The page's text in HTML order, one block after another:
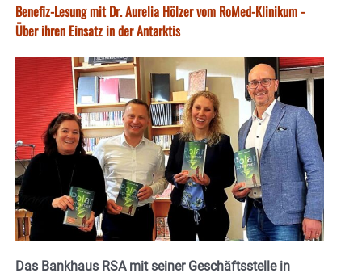
Benefiz-Lesung mit Dr. Aurelia Hölzer vom RoMed-Klinikum -
Über ihren Einsatz in der Antarktis
Das Bankhaus RSA mit seiner Geschäftsstelle in